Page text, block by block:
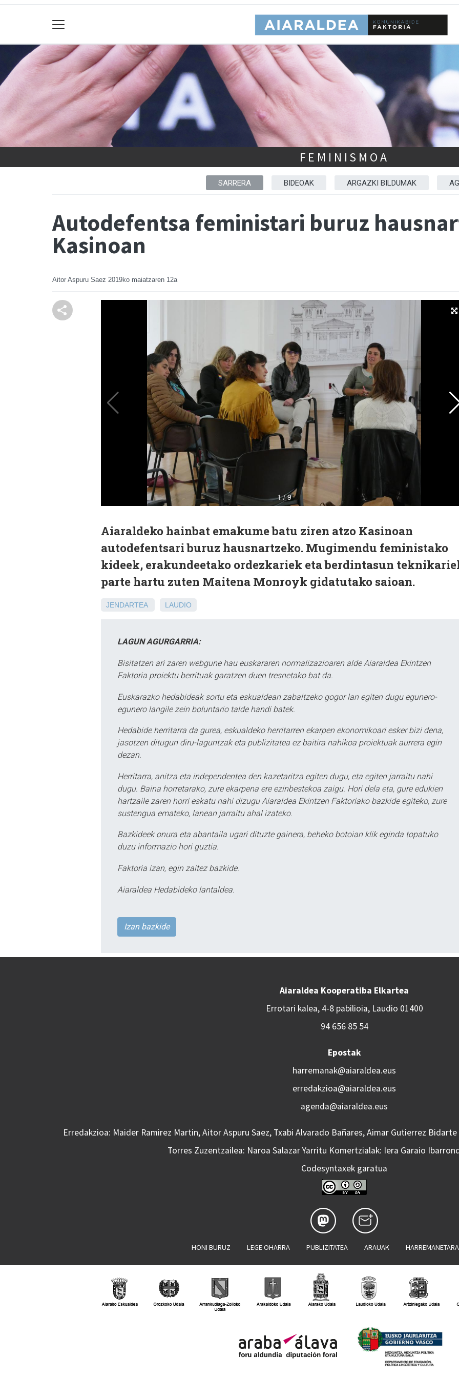
FEMINISMOA
SARRERA BIDEOAK ARGAZKI BILDUMAK
Autodefentsa feministari buruz
Kasinoan
Aitor Aspuru Saez 2019ko maiatzaren 12a
Aiaraldeko hainbat emakume batu ziren atzo Kasinoan
autodefentsari buruz hausnartzeko. Mugimendu feministako
kideek, erakundeetako ordezkariek eta berdintasun
parte hartu zuten Maitena Monroyk gidatutako saioan.
JENDARTEA LAUDIO
LAGUN AGURGARRIA:
Bisitatzen ari zaren webgune hau euskararen normalizazioaren alde Aiaraldea Ekintzen
Faktoria proiektu berrituak garatzen duen tresnetako bat da.
Euskarazko hedabideak sortu eta eskualdean zabaltzeko gogor lan egiten dugu egunero-
egunero langile zein boluntario talde handi batek.
Hedabide herritarra da gurea, eskualdeko herritarren ekarpen ekonomikoari esker bizi dena,
jasotzen ditugun diru-laguntzak eta publizitatea ez baitira nahikoa proiektuak aurrera egin
dezan.
Herritarra, anitza eta independentea den kazetaritza egiten dugu, eta egiten jarraitu nahi
dugu. Baina horretarako, zure ekarpena ere ezinbestekoa zaigu. Hori dela eta, gure edukien
hartzaile zaren horri eskatu nahi dizugu Aiaraldea Ekintzen Faktoriako bazkide egiteko, zure
sustengua emateko, lanean jarraitu ahal izateko.
Bazkideek onura eta abantaila ugari dituzte gainera, beheko botoian klik eginda topatuko
duzu informazio hori guztia.
Faktoria izan, egin zaitez bazkide.
Aiaraldea Hedabideko lantaldea.
Izan bazkide
Aiaraldea Kooperatiba Elkartea
Errotari kalea, 4-8 pabilioia, Laudio 01400
94 656 85 54
Epostak
harremanak@aiaraldea.eus
erredakzioa@aiaraldea.eus
agenda@aiaraldea.eus
Erredakzioa: Maider Ramirez Martin, Aitor Aspuru Saez, Txabi Alvarado Bañares, Aimar Gutierrez
Torres Zuzentzailea: Naroa Salazar Yarritu Komertzialak: Iera Garaio
Codesyntaxek garatua
HONI BURUZ LEGE OHARRA PUBLIZITATEA ARAUAK